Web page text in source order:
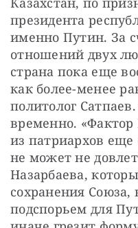
президента
именно Путин. За
отношений двух
страна пока еще
как более-менее
политолог
временно. «Фактор
из патриархов еще
не может не
Назарбаева,
сохранения Союза,
подспорьем для